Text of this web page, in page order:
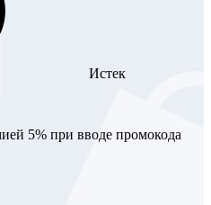
Истек
5% при вводе промокода